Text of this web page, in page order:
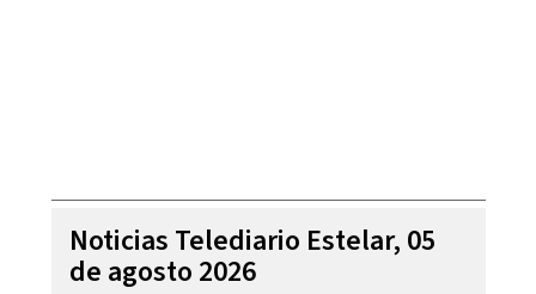
Noticias Telediario Estelar, 05
de agosto 2026